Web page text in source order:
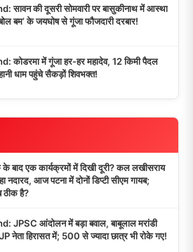
सावन की दूसरी सोमवारी पर बासुकीनाथ में आस्था
बम’ के जयघोष से गूंजा फौजदारी दरबार!
कोडरमा में गूंजा हर-हर महादेव, 12 किमी पैदल
धाम पहुंचे सैकड़ों शिवभक्त!
बाद एक कार्यक्रमों में दिखी दूरी? कल लखीसराय
नदारद, आज पटना में दोनों डिप्टी सीएम गायब;
है?
JPSC आंदोलन में बड़ा बवाल, बाबूलाल मरांडी
नेता हिरासत में; 500 से ज्यादा छात्र भी रोके गए!